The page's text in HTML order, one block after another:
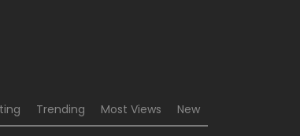
Trending Most Views New